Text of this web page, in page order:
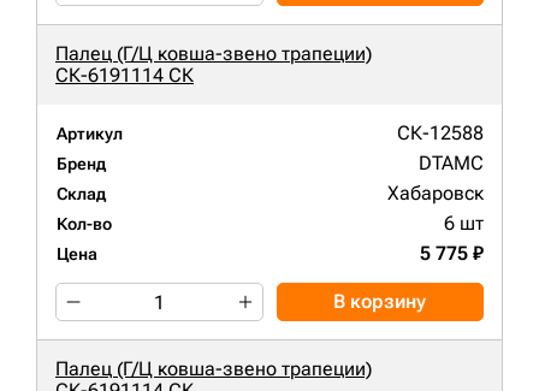
Палец (Г/Ц ковша-звено трапеции)
СК-6191114 СК
Артикул СК-12588
Бренд DTAMC
Склад Хабаровск
Кол-во 6 шт
Цена 5 775 ₽
В корзину
Палец (Г/Ц ковша-звено трапеции)